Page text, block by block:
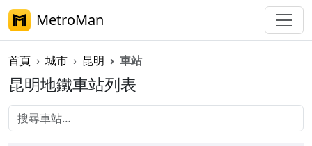
MetroMan
首頁 城市 昆明 車站
昆明地鐵車站列表